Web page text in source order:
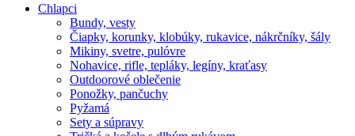
Chlapci
Bundy, vesty
Čiapky, korunky, klobúky, rukavice, nákrčníky, šály
Mikiny, svetre, pulóvre
Nohavice, rifle, tepláky, legíny, kraťasy
Outdoorové oblečenie
Ponožky, pančuchy
Pyžamá
Sety a súpravy